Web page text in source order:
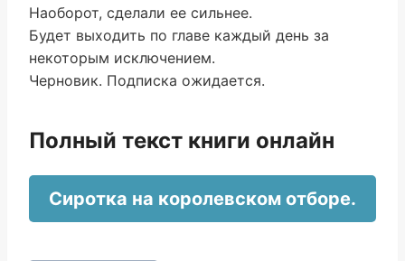
Наоборот, сделали ее сильнее.
Будет выходить по главе каждый день за
некоторым исключением.
Черновик. Подписка ожидается.
Полный текст книги онлайн
Сиротка на королевском отборе.